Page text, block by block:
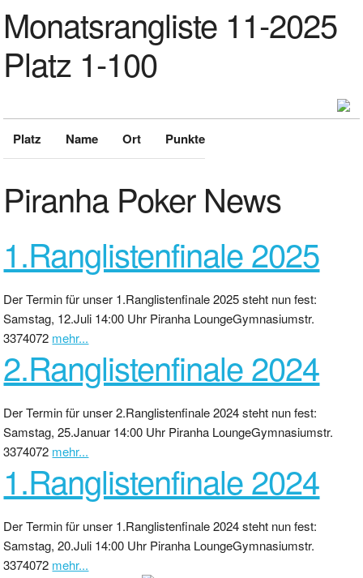
Monatsrangliste 11-2025
Platz 1-100
Platz Name Ort Punkte
Piranha Poker News
1.Ranglistenfinale 2025
Der Termin für unser 1.Ranglistenfinale 2025 steht nun fest:
Samstag, 12.Juli 14:00 Uhr Piranha LoungeGymnasiumstr.
3374072 mehr...
2.Ranglistenfinale 2024
Der Termin für unser 2.Ranglistenfinale 2024 steht nun fest:
Samstag, 25.Januar 14:00 Uhr Piranha LoungeGymnasiumstr.
3374072 mehr...
1.Ranglistenfinale 2024
Der Termin für unser 1.Ranglistenfinale 2024 steht nun fest:
Samstag, 20.Juli 14:00 Uhr Piranha LoungeGymnasiumstr.
3374072 mehr...